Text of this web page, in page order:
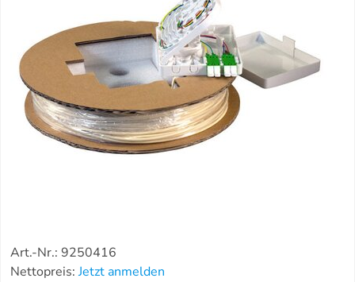
Art.-Nr.: 9250416
Nettopreis:Jetzt anmelden